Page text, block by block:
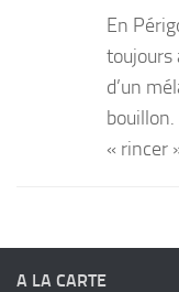
En
toujours
d’un
« rincer
A LA CARTE